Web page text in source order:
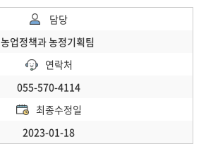
담당
농업정책과 농정기획팀
연락처
055-570-4114
최종수정일
2023-01-18